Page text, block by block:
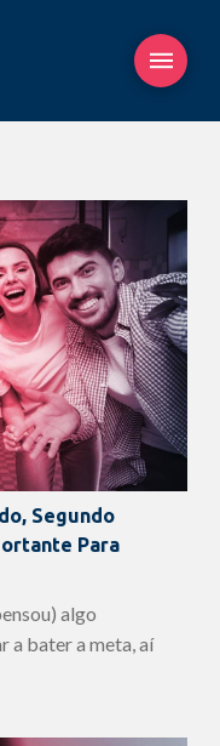
Segundo
Para
algo
a bater a meta, aí